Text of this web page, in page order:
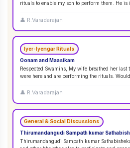
rituals to enable my son to perform them. He is
👤 R.Varadarajan
Iyer-Iyengar Rituals
Oonam and Maasikam
Respected Swamins, ​​​​​​My wife breathed her last
were here and are performing the rituals.
👤 R.Varadarajan
General & Social Discussions
Thirumandangudi Sampath kumar
Thirumandangudi Sampath kumar Sathabishekam 13-